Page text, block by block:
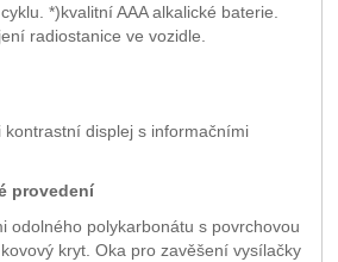
*)kvalitní AAA alkalické baterie.
radiostanice ve vozidle.
kontrastní displej s informačními
provedení
odolného polykarbonátu s povrchovou
kryt. Oka pro zavěšení vysílačky